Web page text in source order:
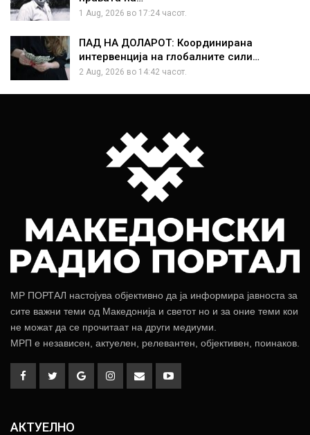
1 Aug, 2026 во 17:24 часот.
ПАД НА ДОЛАРОТ: Координирана
интервенција на глобалните сили…
2 Aug, 2026 во 14:42 часот.
МР ПОРТАЛ настојува објективно да ја информира јавноста за
сите важни теми од Македонија и светот но и за оние теми кои
не можат да се прочитаат на други медиуми.
МРП е независен, актуелен, релевантен, објективен, поинаков.
АКТУЕЛНО